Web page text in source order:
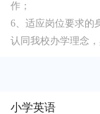
作；
6、适应岗位要求的
认同我校办学理念
小学英语